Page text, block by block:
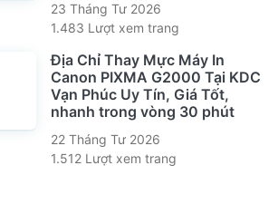
23 Tháng Tư 2026
1.483 Lượt xem trang
Địa Chỉ Thay Mực Máy In
Canon PIXMA G2000 Tại KDC
Vạn Phúc Uy Tín, Giá Tốt,
nhanh trong vòng 30 phút
22 Tháng Tư 2026
1.512 Lượt xem trang